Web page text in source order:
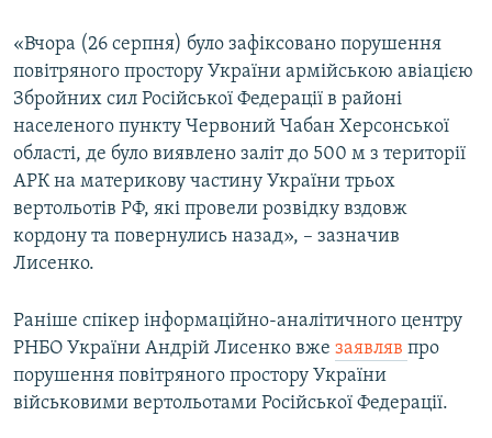
«Вчора (26 серпня) було зафіксовано порушення
повітряного простору України армійською авіацією
Збройних сил Російської Федерації в районі
населеного пункту Червоний Чабан Херсонської
області, де було виявлено заліт до 500 м з території
АРК на материкову частину України трьох
вертольотів РФ, які провели розвідку вздовж
кордону та повернулись назад», – зазначив
Лисенко.
Раніше спікер інформаційно-аналітичного центру
РНБО України Андрій Лисенко вже заявляв про
порушення повітряного простору України
військовими вертольотами Російської Федерації.